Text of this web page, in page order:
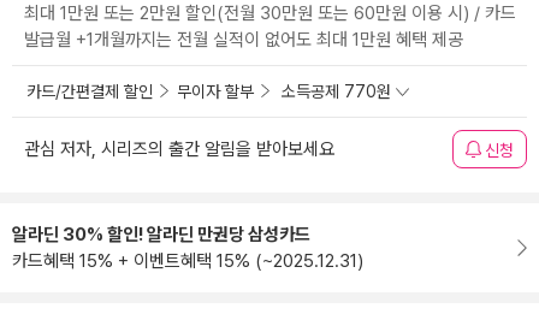
최대 1만원 또는 2만원 할인(전월 30만원 또는 60만원 이용 시) / 카드
발급월 +1개월까지는 전월 실적이 없어도 최대 1만원 혜택 제공
카드/간편결제 할인 무이자 할부 소득공제 770원
관심 저자, 시리즈의 출간 알림을 받아보세요 신청
알라딘 30% 할인! 알라딘 만권당 삼성카드
카드혜택 15% + 이벤트혜택 15% (~2025.12.31)